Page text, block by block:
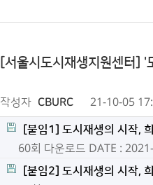
[서울시도시재생지원센터]
작성자 CBURC 21-10-05
[붙임1] 도시재생의 시작,
60회 다운로드 DATE :
[붙임2] 도시재생의 시작,